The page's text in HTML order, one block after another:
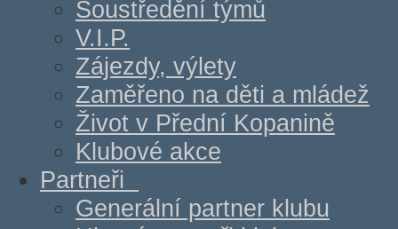
Soustředění týmů
V.I.P.
Zájezdy, výlety
Zaměřeno na děti a mládež
Život v Přední Kopanině
Klubové akce
Partneři
Generální partner klubu